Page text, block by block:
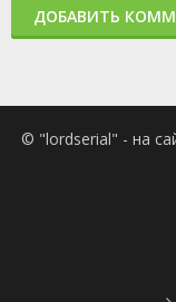
ДОБАВИТЬ
© "lordserial" - на